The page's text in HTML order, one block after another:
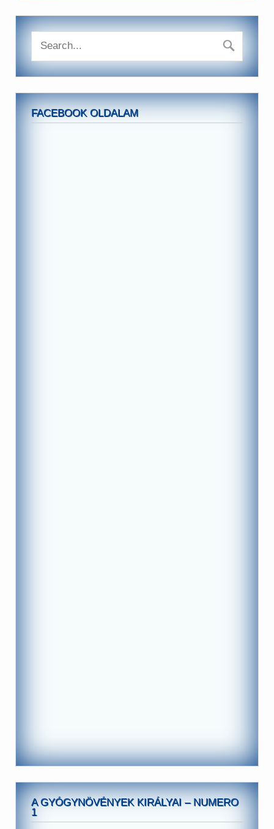
FACEBOOK OLDALAM
A GYÓGYNÖVÉNYEK KIRÁLYAI – NUMERO
1